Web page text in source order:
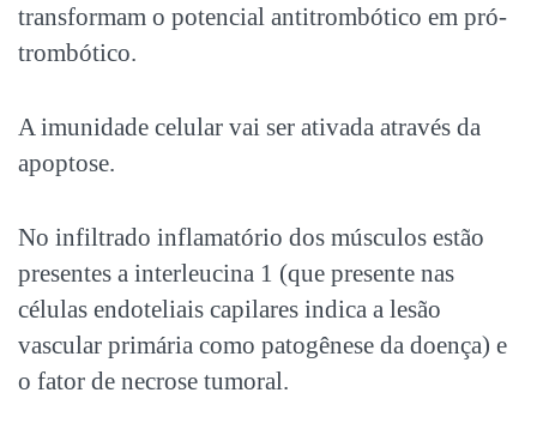
transformam o potencial antitrombótico em pró-
trombótico.
A imunidade celular vai ser ativada através da
apoptose.
No infiltrado inflamatório dos músculos estão
presentes a interleucina 1 (que presente nas
células endoteliais capilares indica a lesão
vascular primária como patogênese da doença) e
o fator de necrose tumoral.